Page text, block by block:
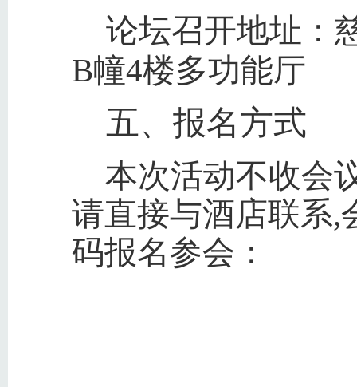
论坛召开地址：
B幢4楼多功能厅
五、报名方式
本次活动不收会
请直接与酒店联系,
码报名参会：